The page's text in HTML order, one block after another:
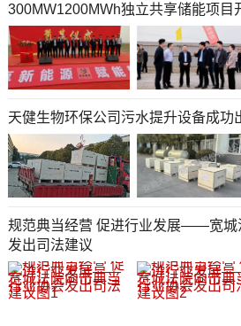
300MW1200MWh独立共享储能项目
天健生物环保公司污水提升设备成功
规范典当经营 促进行业发展——宽城
发出司法建议